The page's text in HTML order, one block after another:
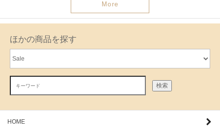
More
ほかの商品を探す
検索
HOME